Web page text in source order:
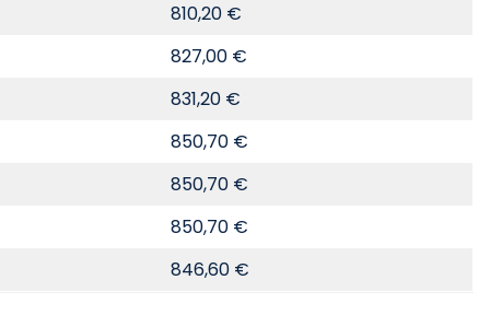
810,20 €
827,00 €
831,20 €
850,70 €
850,70 €
850,70 €
846,60 €